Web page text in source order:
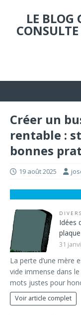
LE BLOG
Créer un
rentable :
bonnes
19 août 2025
DIVERS
Idées
31
La perte d’une mère
vide immense dans
mots justes pour
Voir article complet